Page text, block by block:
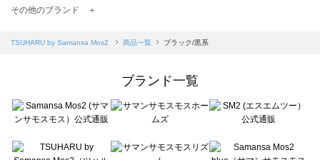
TSUHARU by Samansa Mos2（ツハルバイサマンサモスモス）の一覧
Samansa Mos2 blue（サマンサモスモス ブルー）の一覧
Te chichi（テチチ）の一覧
Te chichi CLASSIC（テチチ クラシック）の一覧
Lugnoncure（ルノンキュール）の一覧
その他のブランド ＋
TSUHARU by Samansa Mos2 商品一覧 ブラック/黒系
ブランド一覧